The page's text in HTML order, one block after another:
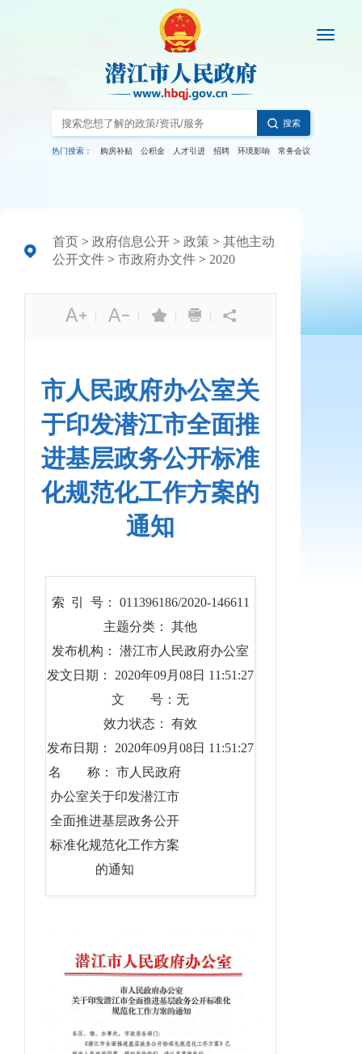
搜索
热门搜索： 购房补贴 公积金 人才引进 招聘 环境影响 常务会议
首页 > 政府信息公开 > 政策 > 其他主动
公开文件 > 市政府办文件 > 2020
| | | |
市人民政府办公室关
于印发潜江市全面推
进基层政务公开标准
化规范化工作方案的
通知
索 引 号： 011396186/2020-146611
主题分类： 其他
发布机构： 潜江市人民政府办公室
发文日期： 2020年09月08日 11:51:27
文 号：无
效力状态： 有效
发布日期： 2020年09月08日 11:51:27
名 称： 市人民政府
办公室关于印发潜江市
全面推进基层政务公开
标准化规范化工作方案
的通知